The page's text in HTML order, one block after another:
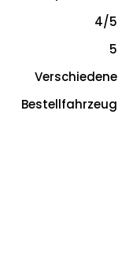
4/5
5
Verschiedene
Bestellfahrzeug